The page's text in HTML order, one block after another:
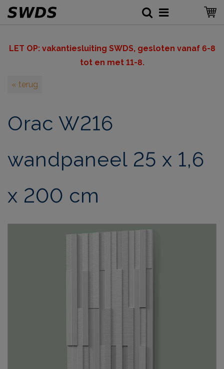
LET OP: vakantiesluiting SWDS, gesloten vanaf 6-8
tot en met 11-8.
« terug
Orac W216
wandpaneel 25 x 1,6
x 200 cm